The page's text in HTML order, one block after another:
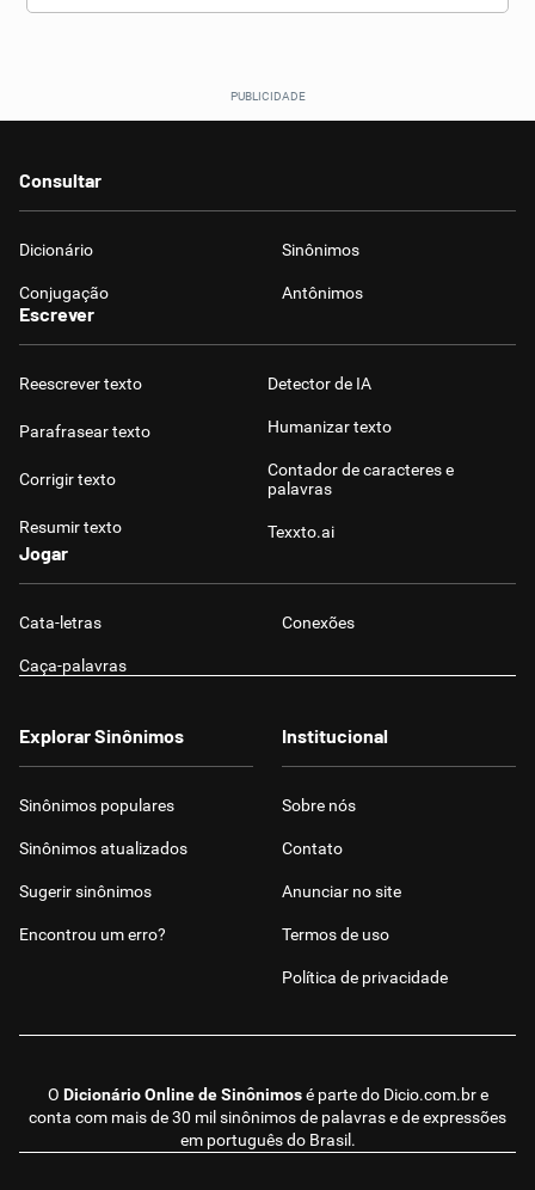
Consultar
Dicionário Sinônimos
Conjugação Antônimos
Escrever
Reescrever texto
Parafrasear texto
Corrigir texto
Resumir texto
Detector de IA
Humanizar texto
Contador de caracteres e
palavras
Texxto.ai
Jogar
Cata-letras Conexões
Caça-palavras
O Dicionário Online de Sinônimosé parte do Dicio.com.bre
conta com mais de 30 mil sinônimos de palavras e de expressões
em português do Brasil.
Explorar Sinônimos
Sinônimos populares
Sinônimos atualizados
Sugerir sinônimos
Encontrou um erro?
Institucional
Sobre nós
Contato
Anunciar no site
Termos de uso
Política de privacidade